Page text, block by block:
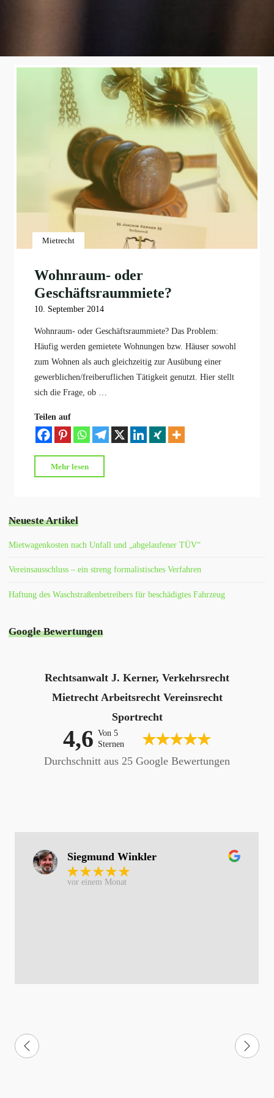
Mietrecht
Wohnraum- oder
Geschäftsraummiete?
10. September 2014
Wohnraum- oder Geschäftsraummiete? Das Problem:
Häufig werden gemietete Wohnungen bzw. Häuser sowohl
zum Wohnen als auch gleichzeitig zur Ausübung einer
gewerblichen/freiberuflichen Tätigkeit genutzt. Hier stellt
sich die Frage, ob …
Teilen auf
Mehr lesen
Neueste Artikel
Mietwagenkosten nach Unfall und „abgelaufener TÜV“
Vereinsausschluss – ein streng formalistisches Verfahren
Haftung des Waschstraßenbetreibers für beschädigtes Fahrzeug
Google Bewertungen
Rechtsanwalt J. Kerner, Verkehrsrecht
Mietrecht Arbeitsrecht Vereinsrecht
Sportrecht
4,6 Von 5
Sternen
Durchschnitt aus 25 Google Bewertungen
Siegmund Winkler
vor einem Monat